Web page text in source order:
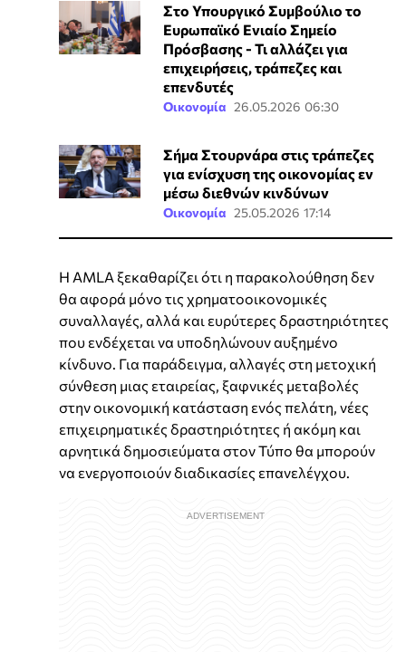
Στο Υπουργικό Συμβούλιο το
Ευρωπαϊκό Ενιαίο Σημείο
Πρόσβασης - Τι αλλάζει για
επιχειρήσεις, τράπεζες και
επενδυτές
Οικονομία 26.05.2026 06:30
Σήμα Στουρνάρα στις τράπεζες
για ενίσχυση της οικονομίας εν
μέσω διεθνών κινδύνων
Οικονομία 25.05.2026 17:14
Η AMLA ξεκαθαρίζει ότι η παρακολούθηση δεν
θα αφορά μόνο τις χρηματοοικονομικές
συναλλαγές, αλλά και ευρύτερες δραστηριότητες
που ενδέχεται να υποδηλώνουν αυξημένο
κίνδυνο. Για παράδειγμα, αλλαγές στη μετοχική
σύνθεση μιας εταιρείας, ξαφνικές μεταβολές
στην οικονομική κατάσταση ενός πελάτη, νέες
επιχειρηματικές δραστηριότητες ή ακόμη και
αρνητικά δημοσιεύματα στον Τύπο θα μπορούν
να ενεργοποιούν διαδικασίες επανελέγχου.